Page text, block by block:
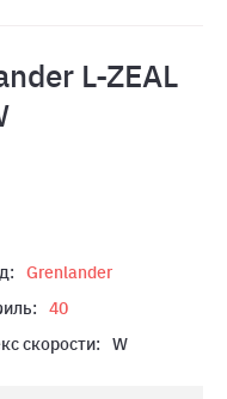
L-ZEAL
Grenlander
40
скорости: W